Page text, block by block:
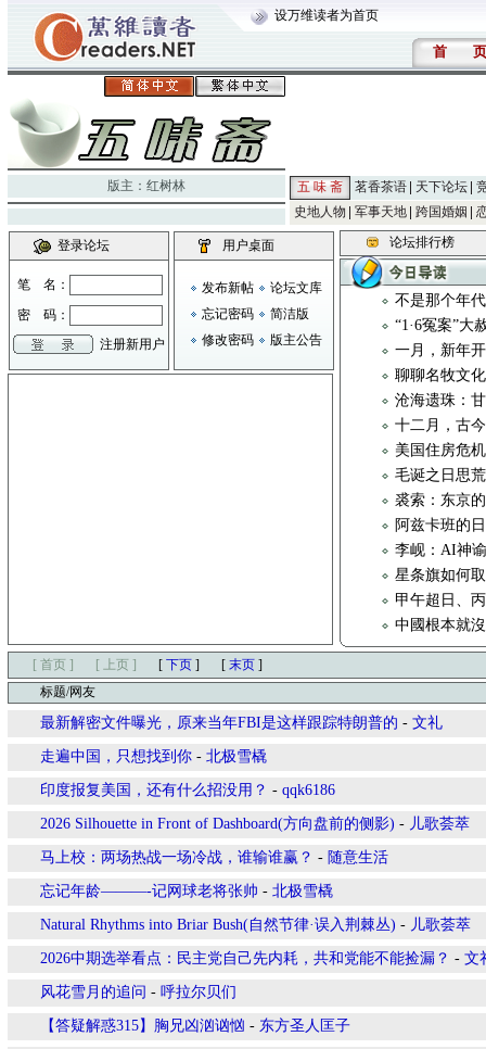
设万维读者为首页
首 页
版主： 红树林 五 味 斋 茗香茶语 天下论坛
史地人物
军事天地 跨国婚姻
登录论坛
笔 名：
密 码：
注册新用户
用户桌面
发布新帖
论坛文库
忘记密码
简洁版
修改密码
版主公告
论坛排行榜
不是那个年
“1·6冤案”大
一月，新年
聊聊名牧文
沧海遗珠：
十二月，古
美国住房危
毛诞之日思
裘索：东京
阿兹卡班的
李岘：AI神
星条旗如何
甲午超日、
中國根本就
[ 首页 ] [ 上页 ] [ 下页 ] [ 末页 ]
标题/网友
最新解密文件曝光，原来当年FBI是这样跟踪特朗普的 - 文礼
走遍中国，只想找到你 - 北极雪橇
印度报复美国，还有什么招没用？ - qqk6186
2026 Silhouette in Front of Dashboard(方向盘前的侧影) - 儿歌荟萃
马上校：两场热战一场冷战，谁输谁赢？ - 随意生活
忘记年龄———-记网球老将张帅 - 北极雪橇
Natural Rhythms into Briar Bush(自然节律·误入荆棘丛) - 儿歌荟萃
2026中期选举看点：民主党自己先内耗，共和党能不能捡漏？ - 文
风花雪月的追问 - 呼拉尔贝们
【答疑解惑315】胸兄凶汹讻忷 - 东方圣人匡子